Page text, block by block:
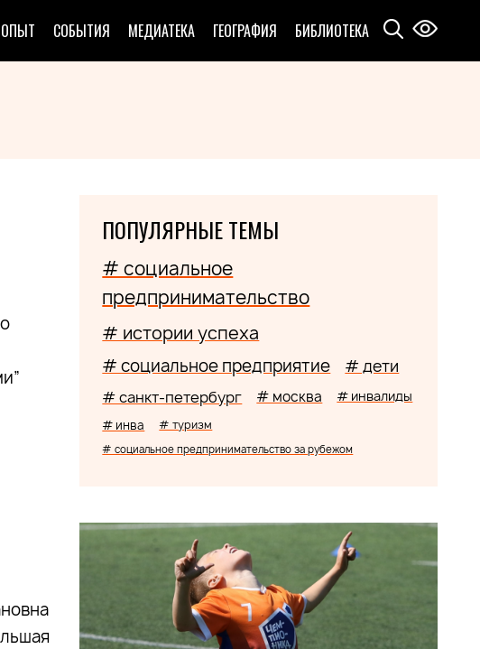
СОБЫТИЯ МЕДИАТЕКА ГЕОГРАФИЯ БИБЛИОТЕКА
ПОПУЛЯРНЫЕ ТЕМЫ
# социальное
предпринимательство
# истории успеха
# социальное предприятие # дети
# санкт-петербург # москва # инвалиды
# инва # туризм
# социальное предпринимательство за рубежом